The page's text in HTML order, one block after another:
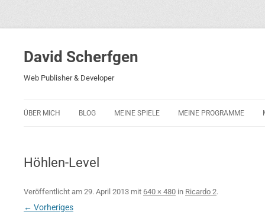
David Scherfgen
Web Publisher & Developer
ÜBER MICH BLOG MEINE SPIELE MEINE PROGRAMME
Höhlen-Level
Veröffentlicht am 29. April 2013 mit 640 × 480 in Ricardo 2.
← Vorheriges